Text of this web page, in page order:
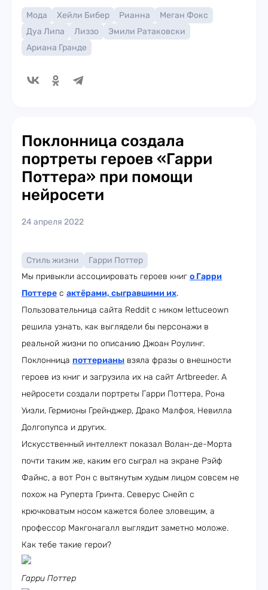
Мода Хейли Бибер Рианна
Меган Фокс
Дуа Липа
Лиззо
Эмили Ратаковски
Ариана Гранде
Поклонница создала
портреты героев «Гарри
Поттера» при помощи
нейросети
24 апреля 2022
Стиль жизни
Гарри Поттер
Мы привыкли ассоциировать героев книг о Гарри
Поттере с актёрами, сыгравшими их.
Пользовательница сайта Reddit с ником lettuceown
решила узнать, как выглядели бы персонажи в
реальной жизни по описанию Джоан Роулинг.
Поклонница поттерианы взяла фразы о внешности
героев из книг и загрузила их на сайт Artbreeder. А
нейросети создали портреты Гарри Поттера, Рона
Уизли, Гермионы Грейнджер, Драко Малфоя, Невилла
Долгопупса и других.
Искусственный интеллект показал Волан-де-Морта
почти таким же, каким его сыграл на экране Рэйф
Файнс, а вот Рон с вытянутым худым лицом совсем не
похож на Руперта Гринта. Северус Снейп с
крючковатым носом кажется более зловещим, а
профессор Макгонагалл выглядит заметно моложе.
Как тебе такие герои?
Гарри Поттер